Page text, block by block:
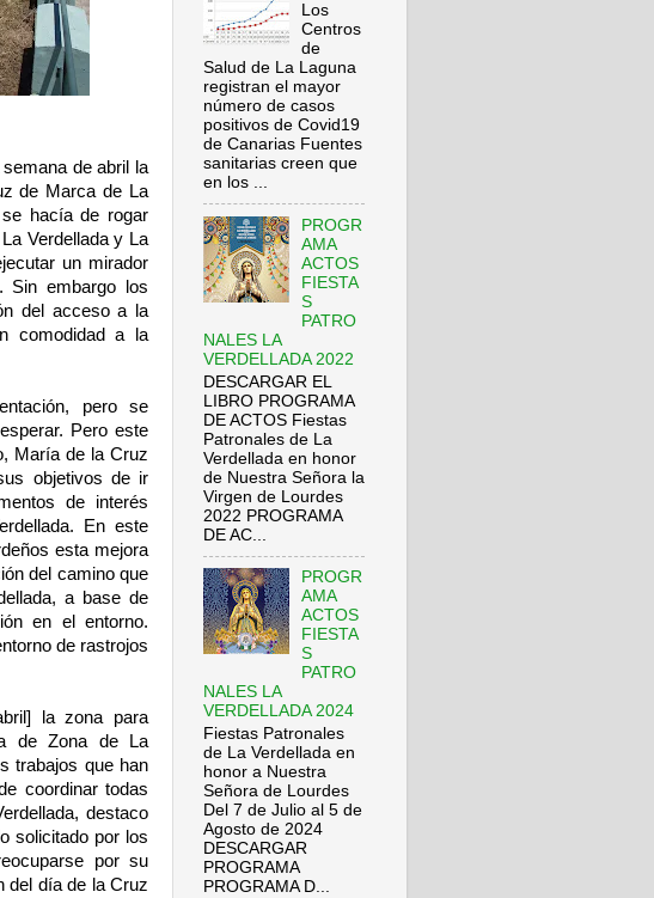
de abril la
de Marca de La
hacía de rogar
Verdellada y La
un mirador
Sin embargo los
del acceso a la
comodidad a la
pero se
Pero este
María de la Cruz
objetivos de ir
de interés
En este
esta mejora
del camino que
a base de
en el entorno.
de rastrojos
la zona para
de Zona de La
trabajos que han
coordinar todas
destaco
solicitado por los
por su
del día de la Cruz
Los
Centros
de
Salud de La Laguna
registran el mayor
número de casos
positivos de Covid19
de Canarias Fuentes
sanitarias creen que
en los ...
PROGR
AMA
ACTOS
FIESTA
S
PATRO
NALES LA
VERDELLADA 2022
DESCARGAR EL
LIBRO PROGRAMA
DE ACTOS Fiestas
Patronales de La
Verdellada en honor
de Nuestra Señora la
Virgen de Lourdes
2022 PROGRAMA
DE AC...
PROGR
AMA
ACTOS
FIESTA
S
PATRO
NALES LA
VERDELLADA 2024
Fiestas Patronales
de La Verdellada en
honor a Nuestra
Señora de Lourdes
Del 7 de Julio al 5 de
Agosto de 2024
DESCARGAR
PROGRAMA
PROGRAMA D...